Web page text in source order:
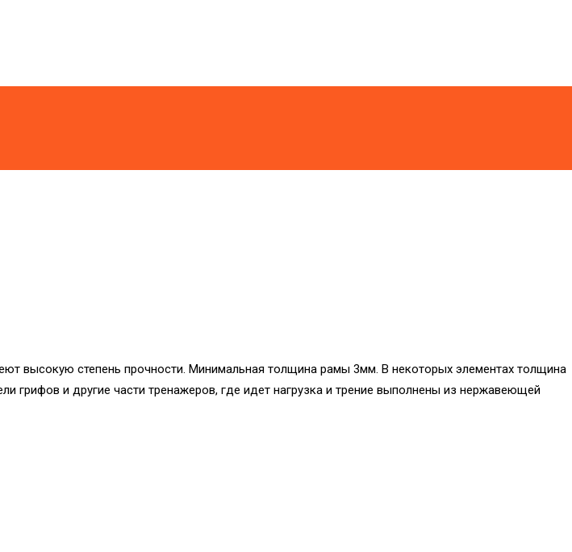
высокую степень прочности. Минимальная толщина рамы 3мм. В некоторых элементах толщина
и другие части тренажеров, где идет нагрузка и трение выполнены из нержавеющей